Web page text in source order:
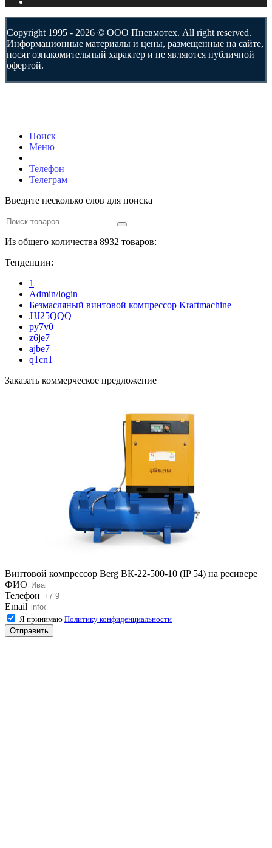
Copyright 1995 - 2026 © ООО Пневмотех. All right reserved.
Информационные материалы и цены, размещенные на сайте,
носят ознакомительный характер и не являются публичной
офертой.
Поиск
Меню
Телефон
Телеграм
Введите несколько слов для поиска
Из общего количества 8932 товаров:
Тенденции:
1
Admin/login
Безмасляный винтовой компрессор Kraftmaсhine
JJJ25QQQ
py7v0
z6je7
ajbe7
q1cn1
Заказать коммерческое предложение
Винтовой компрессор Berg ВК-22-500-10 (IP 54) на ресивере
ФИО
Телефон
Email
Я принимаю Политику конфиденциальности
Отправить